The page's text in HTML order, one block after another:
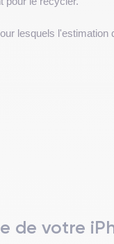
lesquels l'estimation
de votre